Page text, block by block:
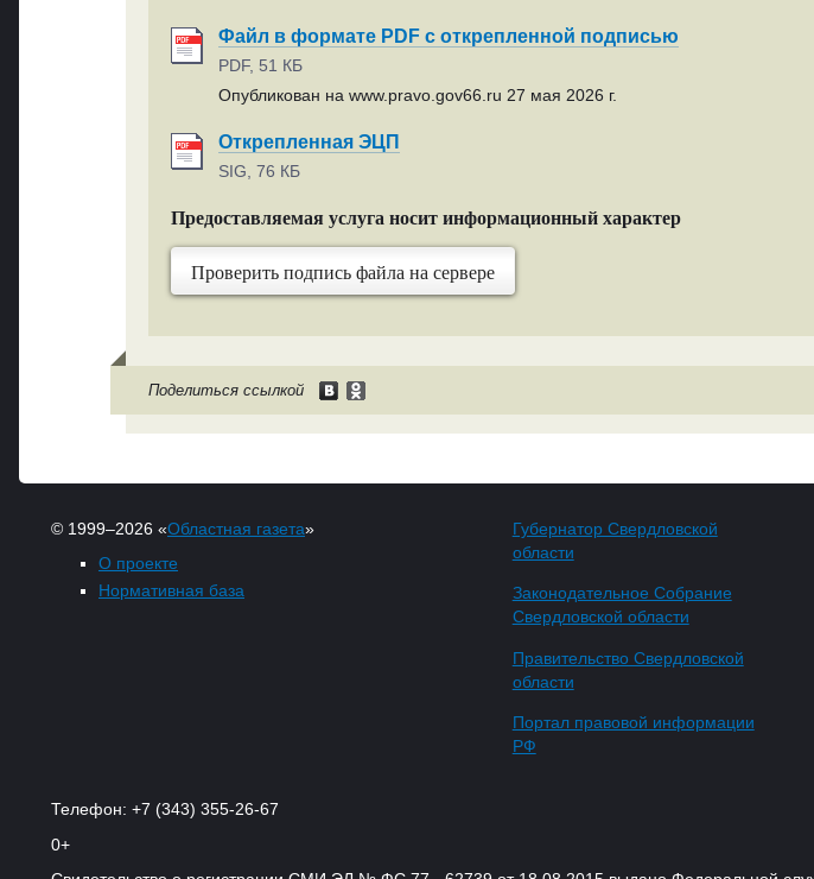
Файл в формате PDF с открепленной подписью
PDF, 51 КБ
Опубликован на www.pravo.gov66.ru 27 мая 2026 г.
Открепленная ЭЦП
SIG, 76 КБ
Предоставляемая услуга носит информационный характер
Проверить подпись файла на сервере
Поделиться ссылкой
© 1999–2026 «Областная газета»
О проекте
Нормативная база
Губернатор Свердловской
области
Законодательное Собрание
Свердловской области
Правительство Свердловской
области
Портал правовой информации
РФ
Телефон: +7 (343) 355-26-67
0+